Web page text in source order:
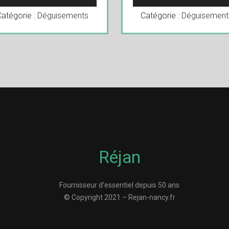
: Déguisements Catégorie :
Réjan
Fournisseur d’essentiel depuis 50 ans
© Copyright 2021 – Rejan-nancy.fr